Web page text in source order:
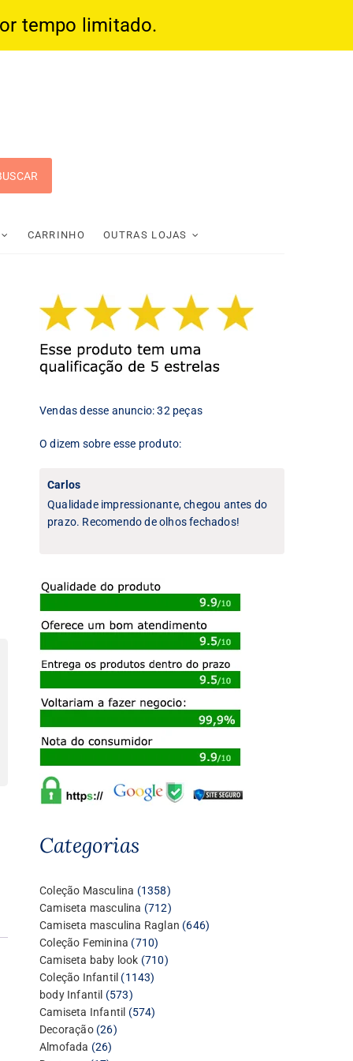
tempo limitado.
CARRINHO OUTRAS LOJAS
Vendas desse anuncio: 32 peças
O dizem sobre esse produto:
Carlos
Qualidade impressionante, chegou antes do
prazo. Recomendo de olhos fechados!
Categorias
Coleção Masculina 13581358
produtos
Camiseta masculina 712712
produtos
Camiseta masculina Raglan 646646
Coleção Feminina 710710
produtos
Camiseta baby look 710710
Coleção Infantil 11431143
body Infantil 573573
produtos
Camiseta Infantil 574574
Decoração 2626
Almofada 2626